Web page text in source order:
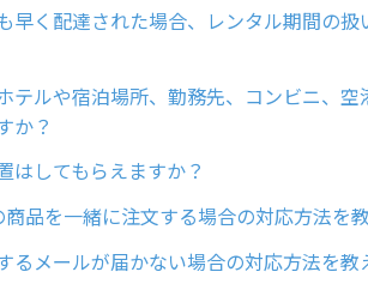
早く配達された場合、レンタル期間の
テルや宿泊場所、勤務先、コンビニ、
か？
はしてもらえますか？
品を一緒に注文する場合の対応方法を
るメールが届かない場合の対応方法を教